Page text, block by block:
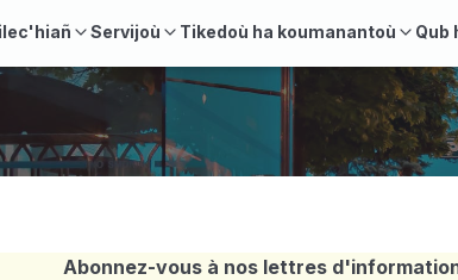
Servijoù Tikedoù ha koumanantoù Qub
Abonnez-vous à nos lettres